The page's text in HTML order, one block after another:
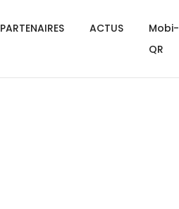
PARTENAIRES ACTUS
Mobi-
QR